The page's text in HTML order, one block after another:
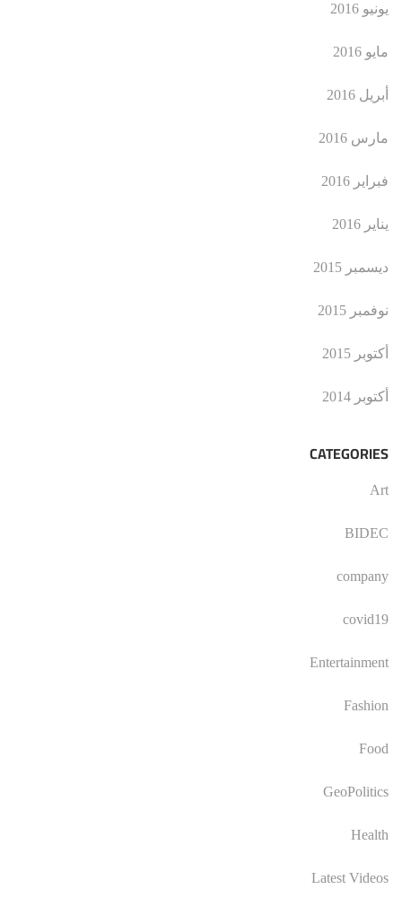
يونيو 2016
مايو 2016
أبريل 2016
مارس 2016
فبراير 2016
يناير 2016
ديسمبر 2015
نوفمبر 2015
أكتوبر 2015
أكتوبر 2014
CATEGORIES
Art
BIDEC
company
covid19
Entertainment
Fashion
Food
GeoPolitics
Health
Latest Videos